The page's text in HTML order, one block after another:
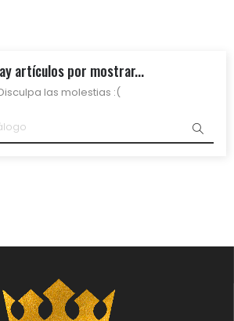
artículos por mostrar...
las molestias :(